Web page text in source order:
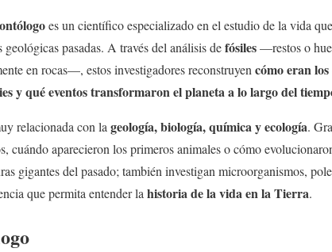
es un científico especializado en el estudio de la vida
pasadas. A través del análisis defósiles—restos o
en rocas—, estos investigadores reconstruyencómo eran los
y qué eventos transformaron el planeta a lo largo del
relacionada con lageología, biología, química y ecología.
cuándo aparecieron los primeros animales o cómo
gigantes del pasado; también investigan microorganismos,
que permita entender lahistoria de la vida en la Tierra.